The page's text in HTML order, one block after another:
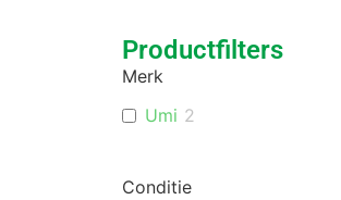
Productfilters
Merk
Umi 2
Conditie